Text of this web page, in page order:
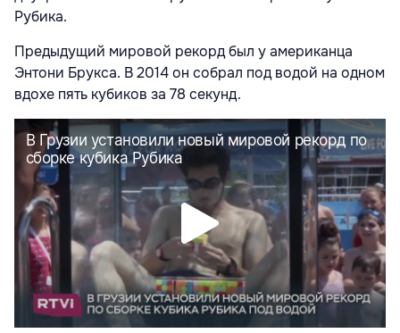
Рубика.
Предыдущий мировой рекорд был у американца
Энтони Брукса. В 2014 он собрал под водой на одном
вдохе пять кубиков за 78 секунд.